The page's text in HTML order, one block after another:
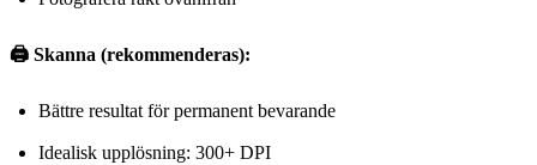
🖨️ Skanna (rekommenderas):
Bättre resultat för permanent bevarande
Idealisk upplösning: 300+ DPI